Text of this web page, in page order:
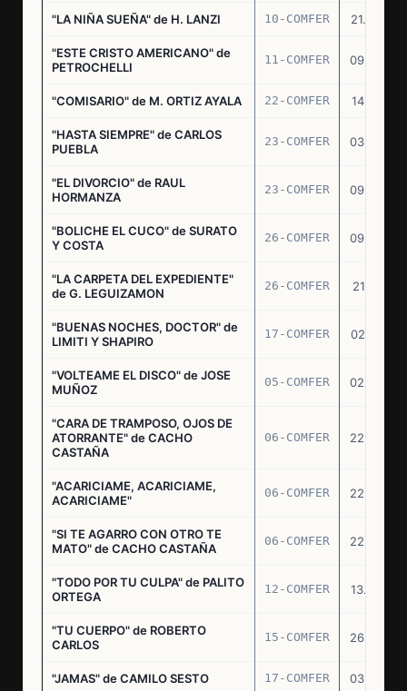
"LA NIÑA SUEÑA" de H. LANZI 10-COMFER 21.03.75
"ESTE CRISTO AMERICANO" de
PETROCHELLI
11-COMFER 09.04.75
"COMISARIO" de M. ORTIZ AYALA 22-COMFER 14.07.75
"HASTA SIEMPRE" de CARLOS
PUEBLA
23-COMFER 03.09.75
"EL DIVORCIO" de RAUL
HORMANZA
23-COMFER 09.09.75
"BOLICHE EL CUCO" de SURATO
Y COSTA
26-COMFER 09.09.75
"LA CARPETA DEL EXPEDIENTE"
de G. LEGUIZAMON
26-COMFER 21.10.75
"BUENAS NOCHES, DOCTOR" de
LIMITI Y SHAPIRO
17-COMFER 02.01.76
"VOLTEAME EL DISCO" de JOSE
MUÑOZ
05-COMFER 02.02.76
"CARA DE TRAMPOSO, OJOS DE
ATORRANTE" de CACHO
CASTAÑA
06-COMFER 22.04.76
"ACARICIAME, ACARICIAME,
ACARICIAME"
06-COMFER 22.04.76
"SI TE AGARRO CON OTRO TE
MATO" de CACHO CASTAÑA
06-COMFER 22.04.76
"TODO POR TU CULPA" de PALITO
ORTEGA
12-COMFER 13.05.76
"TU CUERPO" de ROBERTO
CARLOS
15-COMFER 26.05.76
"JAMAS" de CAMILO SESTO 17-COMFER 03.06.76